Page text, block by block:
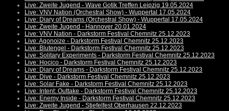
Live: Zweite Jugend - Wave Gotik Treffen Leipzig 19.05.2024
Live: VNV Nation (Orchestral Show) - Wuppertal 17.05.2024
Live: Diary of Dreams (Orchestral Show) - Wuppertal 17.05.2024
Live: Zweite Jugend - Hannover 20.01.2024
Live: VNV Nation - Darkstorm Festival Chemnitz 25.12.2023
Live: Agonoize - Darkstorm Festival Chemnitz 25.12.2023
Live: Blutengel - Darkstorm Festival Chemnitz 25.12.2023
Live: Solitary Experiments - Darkstorm Festival Chemnitz 25.12.2023
Live: Hocico - Darkstorm Festival Chemnitz 25.12.2023
Live: Diary of Dreams - Darkstorm Festival Chemnitz 25.12.2023
Live: Dive - Darkstorm Festival Chemnitz 25.12.2023
Live: Solar Fake - Darkstorm Festival Chemnitz 25.12.2023
Live: Intent: Outtake - Darkstorm Festival Chemnitz 25.12.2023
Live: Enemy Inside - Darkstorm Festival Chemnitz 25.12.2023
Live: Zweite Jugend - Stiefelfest Oberhausen 22.12.2023